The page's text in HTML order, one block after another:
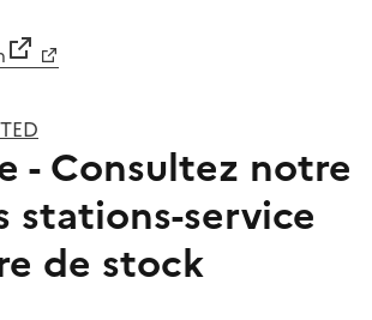
- Consultez notre
stations-service
de stock